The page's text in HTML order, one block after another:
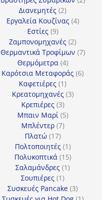
Διανεμητές 22
προϊόντα
Εργαλεία Κουζίνας 44
Εστίες 99
προϊόντα
Ζαμπονομηχανές 22
προϊόντα
Θερμαντικά Τροφίμων 77
Θερμόμετρα 44
προϊόντα
Καρότσια Μεταφοράς 66
Καφετιέρες 11
προϊόν
Κρεατομηχανές 33
Κρεπιέρες 33
προϊόντα
Μπαιν Μαρί 55
Μπλέντερ 77
Πλατώ 1717
προϊόντα
Πολτοποιητές 11
προϊόν
Πολυκοπτικά 1515
προϊόντα
Σαλαμάνδρες 11
Σουπιέρες 11
προϊόν
Συσκευές Pancake 33
προϊόντα
1